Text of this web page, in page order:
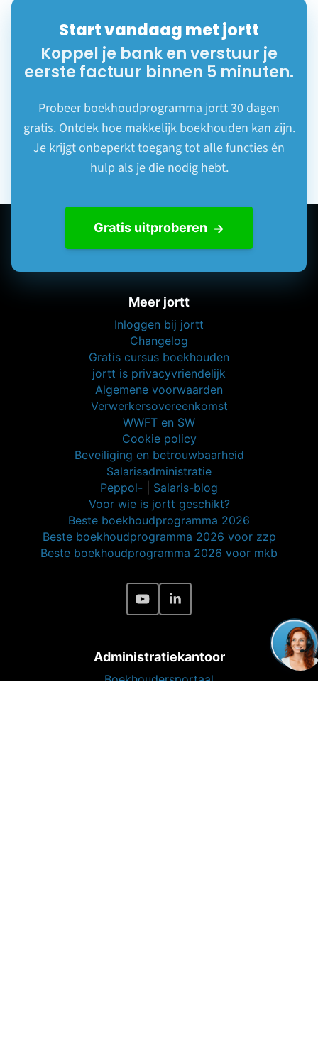
Start vandaag met jortt
Koppel je bank en verstuur je
eerste factuur binnen 5 minuten.
Probeer boekhoudprogramma jortt 30 dagen
gratis. Ontdek hoe makkelijk boekhouden kan zijn.
Je krijgt onbeperkt toegang tot alle functies én
hulp als je die nodig hebt.
Gratis uitproberen
Meer jortt
Inloggen bij jortt
Changelog
Gratis cursus boekhouden
jortt is privacyvriendelijk
Algemene voorwaarden
Verwerkersovereenkomst
WWFT en SW
Cookie policy
Beveiliging en betrouwbaarheid
Salarisadministratie
Peppol-
Salaris-blog
Voor wie is jortt geschikt?
Beste boekhoudprogramma 2026
Beste boekhoudprogramma 2026 voor zzp
Beste boekhoudprogramma 2026 voor mkb
Administratiekantoor
Boekhoudersportaal